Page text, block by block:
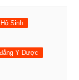
Sinh
Y Dược